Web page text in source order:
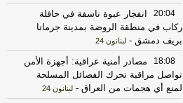
20:04
انفجار عبوة ناسفة في حافلة
ركاب في منطقة الروضة بمدينة جرمانا
بريف دمشق - لبنانون 24
18:08
مصادر أمنية عراقية: أجهزة الأمن
تواصل مراقبة تحرك الفصائل المسلحة
لمنع أي هجمات من العراق - لبنانون 24